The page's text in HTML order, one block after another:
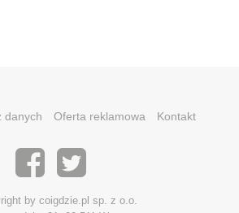
danych Oferta reklamowa Kontakt
by coigdzie.pl sp. z o.o.